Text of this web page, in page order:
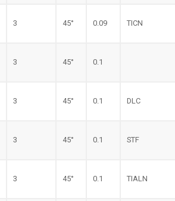
3 45° 0.09 TICN
3 45° 0.1
3 45° 0.1 DLC
3 45° 0.1 STF
3 45° 0.1 TIALN